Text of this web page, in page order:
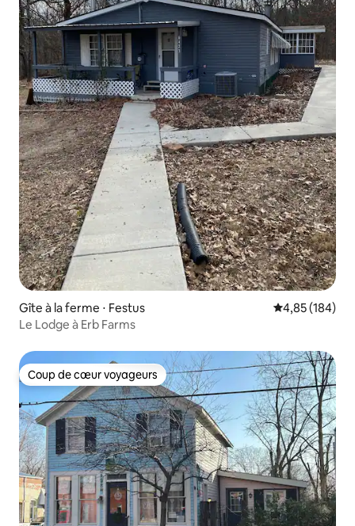
Gîte à la ferme ⋅ Festus Évaluation
4,85 (184)
Le Lodge à Erb Farms
Coup de cœur voyageurs
Coup de cœur voyageurs